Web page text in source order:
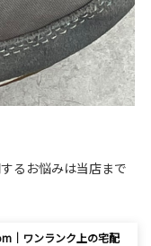
るお悩みは当店まで
｜ワンランク上の宅配